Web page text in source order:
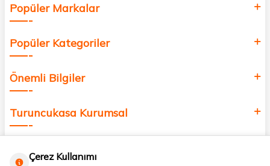
Popüler Markalar
Popüler Kategoriler
Önemli Bilgiler
Turuncukasa Kurumsal
Çerez Kullanımı